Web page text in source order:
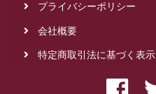
プライバシーポリシー
会社概要
特定商取引法に基づく表示